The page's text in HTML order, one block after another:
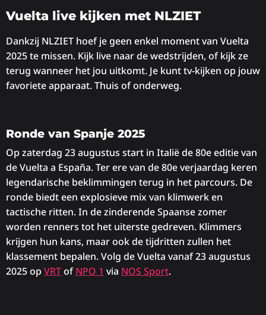
Vuelta live kijken met NLZIET
Dankzij NLZIET hoef je geen enkel moment van Vuelta
2025 te missen. Kijk live naar de wedstrijden, of kijk ze
terug wanneer het jou uitkomt. Je kunt tv-kijken op jouw
favoriete apparaat. Thuis of onderweg.
Ronde van Spanje 2025
Op zaterdag 23 augustus start in Italië de 80e editie van
de Vuelta a España. Ter ere van de 80e verjaardag keren
legendarische beklimmingen terug in het parcours. De
ronde biedt een explosieve mix van klimwerk en
tactische ritten. In de zinderende Spaanse zomer
worden renners tot het uiterste gedreven. Klimmers
krijgen hun kans, maar ook de tijdritten zullen het
klassement bepalen. Volg de Vuelta vanaf 23 augustus
2025 op VRTofNPO 1 via NOS Sport.